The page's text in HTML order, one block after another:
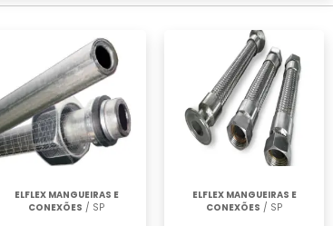
ELFLEX MANGUEIRAS E
CONEXÕES / SP
ELFLEX MANGUEIRAS E
CONEXÕES / SP